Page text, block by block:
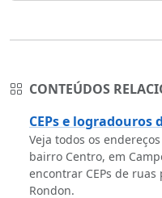
CONTEÚDOS
CEPs e logradouros
Veja todos os
bairro Centro, em
encontrar CEPs de
Rondon.